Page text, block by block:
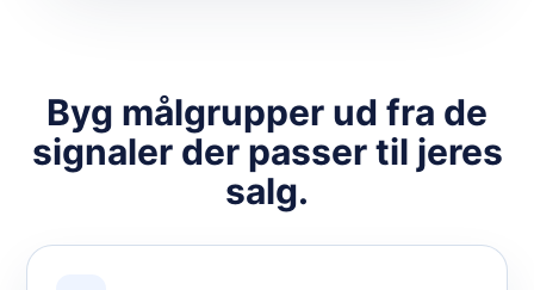
Byg målgrupper ud fra de
signaler der passer til jeres
salg.